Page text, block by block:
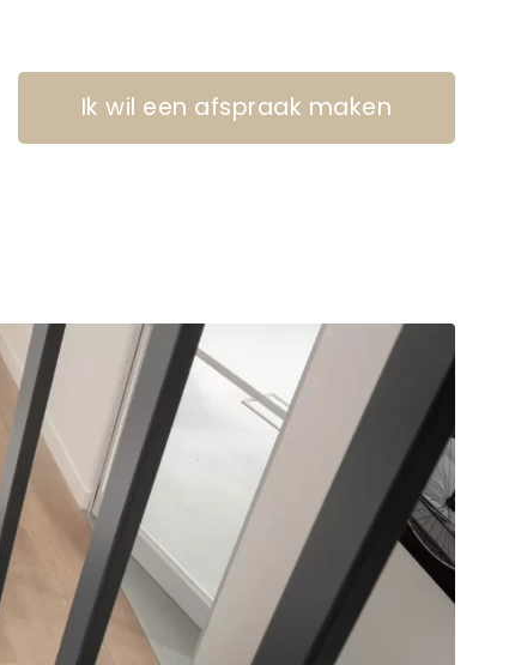
Ik wil een afspraak maken